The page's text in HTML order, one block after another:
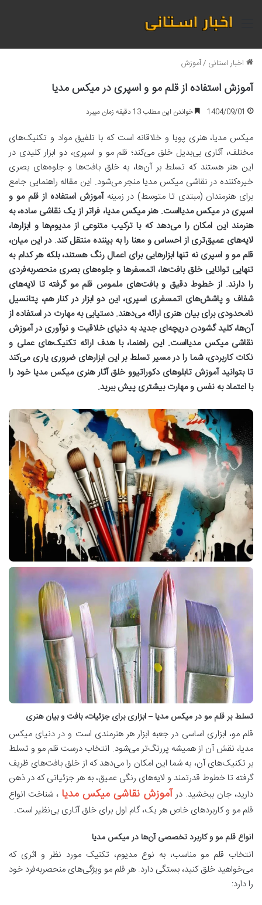
منو
اخبار استانی /آموزش
آموزش استفاده از قلم مو و اسپری در میکس مدیا
1404/09/01 خواندن این مطلب 13 دقیقه زمان میبرد
میکس مدیا، هنری پویا و خلاقانه است که با تلفیق مواد و تکنیک‌های
مختلف، آثاری بی‌بدیل خلق می‌کند؛ قلم مو و اسپری، دو ابزار کلیدی در
این هنر هستند که تسلط بر آن‌ها، به خلق بافت‌ها و جلوه‌های بصری
خیره‌کننده در نقاشی میکس مدیا منجر می‌شود. این مقاله راهنمایی جامع
برای هنرمندان (مبتدی تا متوسط) در زمینهآموزش استفاده از قلم مو و
اسپری در میکس مدیااست. هنر میکس مدیا، فراتر از یک نقاشی ساده، به
هنرمند این امکان را می‌دهد که با ترکیب متنوعی از مدیوم‌ها و ابزارها،
لایه‌های عمیق‌تری از احساس و معنا را به بیننده منتقل کند. در این میان،
قلم مو و اسپری نه تنها ابزارهایی برای اعمال رنگ هستند، بلکه هر کدام به
تنهایی توانایی خلق بافت‌ها، اتمسفرها و جلوه‌های بصری منحصربه‌فردی
را دارند. از خطوط دقیق و بافت‌های ملموس قلم مو گرفته تا لایه‌های
شفاف و پاشش‌های اتمسفری اسپری، این دو ابزار در کنار هم، پتانسیل
نامحدودی برای بیان هنری ارائه می‌دهند. دستیابی به مهارت در استفاده از
آن‌ها، کلید گشودن دریچه‌ای جدید به دنیای خلاقیت و نوآوری درآموزش
نقاشی میکس مدیااست. این راهنما، با هدف ارائه تکنیک‌های عملی و
نکات کاربردی، شما را در مسیر تسلط بر این ابزارهای ضروری یاری می‌کند
تا بتوانیدآموزش تابلوهای دکوراتیوو خلق آثار هنری میکس مدیا خود را
با اعتماد به نفس و مهارت بیشتری پیش ببرید.
تسلط بر قلم مو در میکس مدیا – ابزاری برای جزئیات، بافت و بیان هنری
قلم مو، ابزاری اساسی در جعبه ابزار هر هنرمندی است و در دنیای میکس
مدیا، نقش آن از همیشه پررنگ‌تر می‌شود. انتخاب درست قلم مو و تسلط
بر تکنیک‌های آن، به شما این امکان را می‌دهد که از خلق بافت‌های ظریف
گرفته تا خطوط قدرتمند و لایه‌های رنگی عمیق، به هر جزئیاتی که در ذهن
دارید، جان ببخشید. در آموزش نقاشی میکس مدیا ، شناخت انواع
قلم مو و کاربردهای خاص هر یک، گام اول برای خلق آثاری بی‌نظیر است.
انواع قلم مو و کاربرد تخصصی آن‌ها در میکس مدیا
انتخاب قلم مو مناسب، به نوع مدیوم، تکنیک مورد نظر و اثری که
می‌خواهید خلق کنید، بستگی دارد. هر قلم مو ویژگی‌های منحصربه‌فرد خود
را دارد: